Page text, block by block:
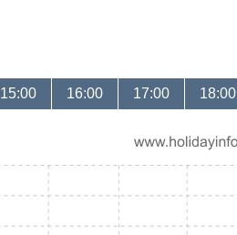
15:00 16:00 17:00 18:00